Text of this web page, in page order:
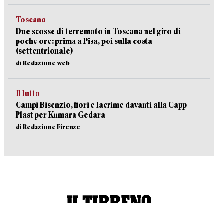
Toscana
Due scosse di terremoto in Toscana nel giro di
poche ore: prima a Pisa, poi sulla costa
(settentrionale)
di Redazione web
Il lutto
Campi Bisenzio, fiori e lacrime davanti alla Capp
Plast per Kumara Gedara
di Redazione Firenze